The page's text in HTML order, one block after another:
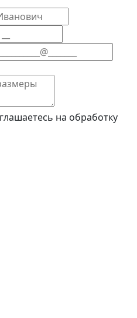
на обработку